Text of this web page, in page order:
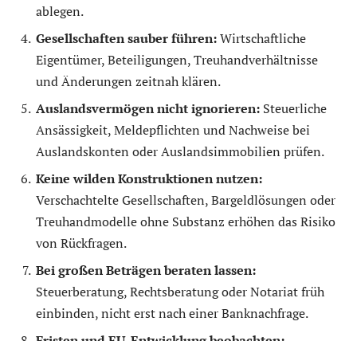
ablegen.
Gesellschaften sauber führen:Wirtschaftliche
Eigentümer, Beteiligungen, Treuhandverhältnisse
und Änderungen zeitnah klären.
Auslandsvermögen nicht ignorieren: Steuerliche
Ansässigkeit, Meldepflichten und Nachweise bei
Auslandskonten oder Auslandsimmobilien prüfen.
Keine wilden Konstruktionen nutzen:
Verschachtelte Gesellschaften, Bargeldlösungen oder
Treuhandmodelle ohne Substanz erhöhen das Risiko
von Rückfragen.
Bei großen Beträgen beraten lassen:
Steuerberatung, Rechtsberatung oder Notariat früh
einbinden, nicht erst nach einer Banknachfrage.